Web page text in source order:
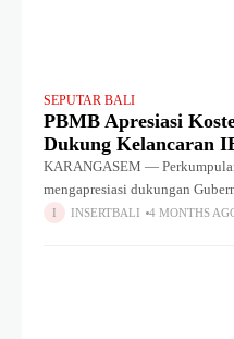
SEPUTAR BALI
PBMB Apresiasi
Dukung Kelancaran
KARANGASEM —
mengapresiasi dukungan
kegiatan sosial yang mereka
INSERTBALI 4 MONTHS